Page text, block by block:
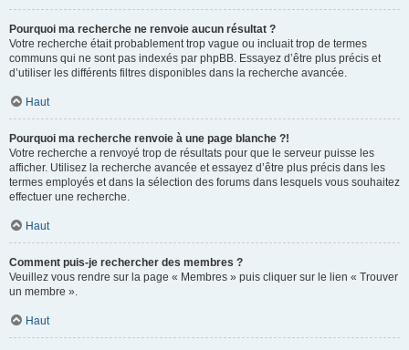
Pourquoi ma recherche ne renvoie aucun résultat ?
Votre recherche était probablement trop vague ou incluait trop de termes
communs qui ne sont pas indexés par phpBB. Essayez d’être plus précis et
d’utiliser les différents filtres disponibles dans la recherche avancée.
Haut
Pourquoi ma recherche renvoie à une page blanche ?!
Votre recherche a renvoyé trop de résultats pour que le serveur puisse les
afficher. Utilisez la recherche avancée et essayez d’être plus précis dans les
termes employés et dans la sélection des forums dans lesquels vous souhaitez
effectuer une recherche.
Haut
Comment puis-je rechercher des membres ?
Veuillez vous rendre sur la page « Membres » puis cliquer sur le lien « Trouver
un membre ».
Haut